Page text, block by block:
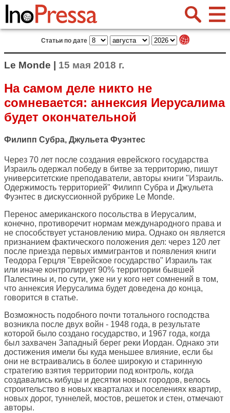
Статьи по дате
Le Monde | 15 мая 2018 г.
На самом деле никто не
сомневается: аннексия Иерусалима
будет окончательной
Филипп Субра, Джульета Фуэнтес
Через 70 лет после создания еврейского государства
Израиль одержал победу в битве за территорию, пишут
университетские преподаватели, авторы книги "Израиль.
Одержимость территорией" Филипп Субра и Джульета
Фуэнтес в дискуссионной рубрике Le Monde.
Перенос американского посольства в Иерусалим,
конечно, противоречит нормам международного права и
не способствует установлению мира. Однако он является
признанием фактического положения дел: через 120 лет
после приезда первых иммигрантов и появления книги
Теодора Герцля "Еврейское государство" Израиль так
или иначе контролирует 90% территории бывшей
Палестины и, по сути, уже ни у кого нет сомнений в том,
что аннексия Иерусалима будет доведена до конца,
говорится в статье.
Возможность подобного почти тотального господства
возникла после двух войн - 1948 года, в результате
которой было создано государство, и 1967 года, когда
был захвачен Западный берег реки Иордан. Однако эти
достижения имели бы куда меньшее влияние, если бы
они не встраивались в более широкую и старинную
стратегию взятия территории под контроль, когда
создавались кибуцы и десятки новых городов, велось
строительство в новых кварталах и поселениях квартир,
новых дорог, туннелей, мостов, решеток и стен, отмечают
авторы.